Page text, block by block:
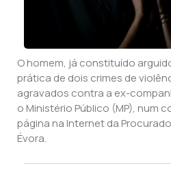
O homem, já constituído
prática de dois crimes de
agravados contra a ex-
o Ministério Público (MP), num
página na Internet da
Évora.